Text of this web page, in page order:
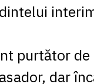
purtător
dar